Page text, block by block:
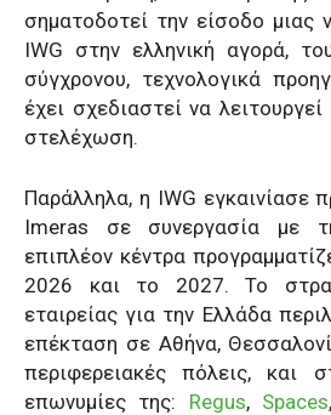
σηματοδοτεί την είσοδο μιας
IWG στην ελληνική αγορά,
σύγχρονου, τεχνολογικά
έχει σχεδιαστεί να
στελέχωση.
Παράλληλα, η IWG εγκαινίασε
Imeras σε συνεργασία με
επιπλέον κέντρα
2026 και το 2027. Το
εταιρείας για την Ελλάδα
επέκταση σε Αθήνα,
περιφερειακές πόλεις, και
επωνυμίες της: Regus,Spaces